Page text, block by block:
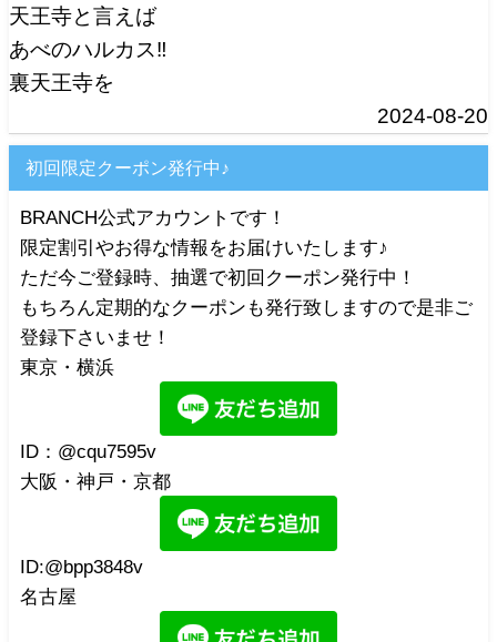
天王寺と言えば
あべのハルカス‼️
裏天王寺を
2024-08-20
初回限定クーポン発行中♪
BRANCH公式アカウントです！
限定割引やお得な情報をお届けいたします♪
ただ今ご登録時、抽選で初回クーポン発行中！
もちろん定期的なクーポンも発行致しますので是非ご
登録下さいませ！
東京・横浜
ID：@cqu7595v
大阪・神戸・京都
ID:@bpp3848v
名古屋